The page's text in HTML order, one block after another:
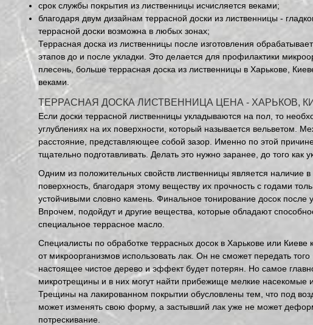
срок службы покрытия из лиственницы исчисляется веками;
благодаря двум дизайнам террасной доски из лиственницы -
террасной доски возможна в любых зонах;
Террасная доска из лиственницы после изготовления
этапов до и после укладки. Это делается для профилактики
плесень, больше террасная доска из лиственницы в Харькове,
веками.
ТЕРРАСНАЯ ДОСКА ЛИСТВЕННИЦА ЦЕНА - ХАРЬКОВ,
Если доски террасной лиственницы укладываются на пол, то
углублениях на их поверхности, который называется вельветом.
расстояние, представляющее собой зазор. Именно по этой
тщательно подготавливать. Делать это нужно заранее, до того как
Одним из положительных свойств лиственницы является наличие
поверхность, благодаря этому веществу их прочность с годами
устойчивыми словно камень. Финальное тонирование досок
Впрочем, подойдут и другие вещества, которые обладают
специальное террасное масло.
Специалисты по обработке террасных досок в Харькове или Киеве
от микроорганизмов использовать лак. Он не сможет передать
настоящее чистое дерево и эффект будет потерян. Но самое
микротрещины и в них могут найти прибежище мелкие насекомые
Трещины на лакированном покрытии обусловлены тем, что под
может изменять свою форму, а застывший лак уже не может
потрескивание.